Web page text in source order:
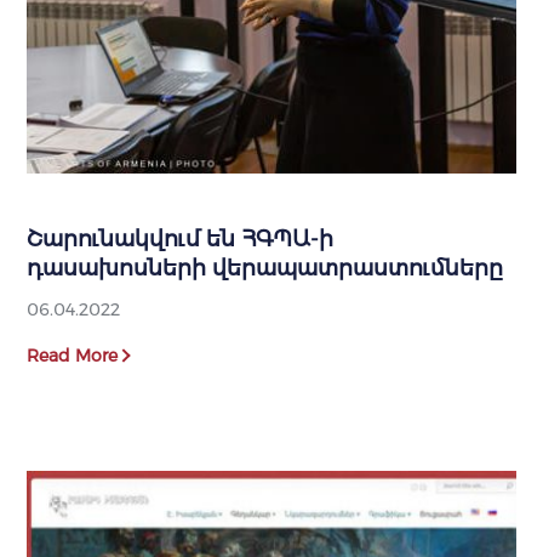
Շարունակվում են ՀԳՊԱ-ի
դասախոսների վերապատրաստումները
06.04.2022
Read More